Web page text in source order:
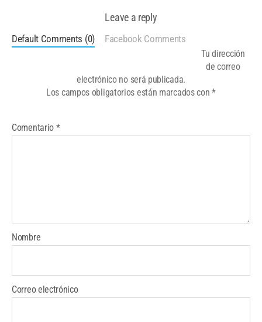
Leave a reply
Default Comments (0) Facebook Comments
Tu dirección
de correo
electrónico no será publicada.
Los campos obligatorios están marcados con*
Comentario *
Nombre
Correo electrónico